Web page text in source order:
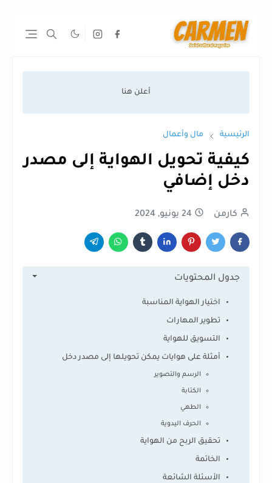
الرئيسية مال وأعمال
كيفية تحويل الهواية إلى مصدر
دخل إضافي
كارمن 24 يونيو, 2024
جدول المحتويات
اختيار الهواية المناسبة
تطوير المهارات
التسويق للهواية
أمثلة على هوايات يمكن تحويلها إلى مصدر دخل
الرسم والتصوير
الكتابة
الطهي
الحرف اليدوية
تحقيق الربح من الهواية
الخاتمة
الأسئلة الشائعة